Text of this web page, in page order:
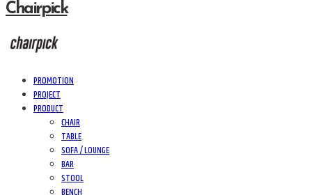
Chairpick
PROMOTION
PROJECT
PRODUCT
CHAIR
TABLE
SOFA / LOUNGE
BAR
STOOL